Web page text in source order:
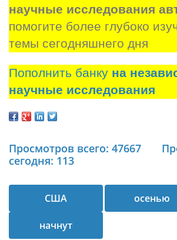
научные исследования
помогите более глубоко
темы сегодняшнего дня
Пополнить банку на
научные исследования
Просмотров всего: 47667
сегодня: 113
США осенью
начнут